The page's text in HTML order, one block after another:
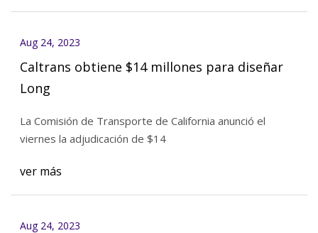
Aug 24, 2023
Caltrans obtiene $14 millones para diseñar
Long
La Comisión de Transporte de California anunció el
viernes la adjudicación de $14
ver más
Aug 24, 2023